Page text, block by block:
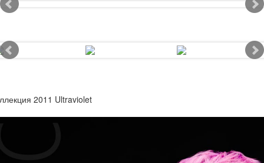
2011 Ultraviolet